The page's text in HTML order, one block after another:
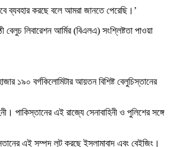
ব্যবহার করছে বলে আমরা জানতে পেরেছি।’
লিবারেশন আর্মির (বিএলএ) সংশ্লিষ্টতা পাওয়া
১৯০ বর্গকিলোমিটার আয়তন বিশিষ্ট বেলুচিস্তানের
পাকিস্তানের এই রাজ্যে সেনাবাহিনী ও পুলিশের সঙ্গে
এই সম্পদ লুট করছে ইসলামাবাদ এবং বেইজিং।